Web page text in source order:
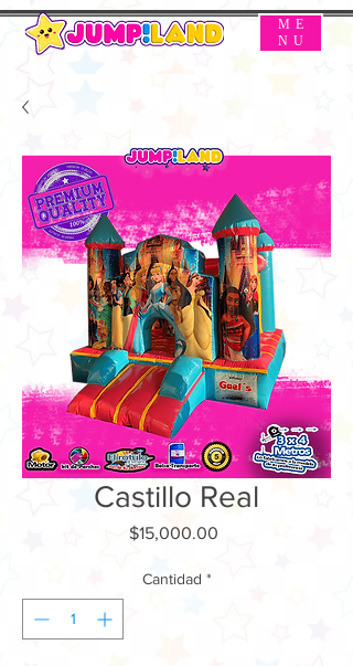
ME
NU
Castillo Real
$15,000.00
Cantidad *